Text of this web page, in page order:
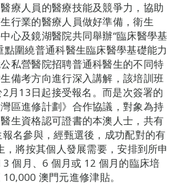
療人員的醫療技能及競爭力，協助
行業的醫療人員做好準備，衛生
心及鏡湖醫院共同舉辦“臨床醫學基
點圍繞普通科醫生臨床醫學基礎能力
私營醫院招聘普通科醫生的不同特
備考方向進行深入講解，該培訓班
月13日起接受報名。而是次簽署的
灣區進修計劃》合作協議，對象為持
生資格認可證書的本澳人士，共有
名參與，經甄選後，成功配對的有
，將按其個人發展需要，安排到所申
個月、6 個月或 12 個月的臨床培
澳門元進修津貼。